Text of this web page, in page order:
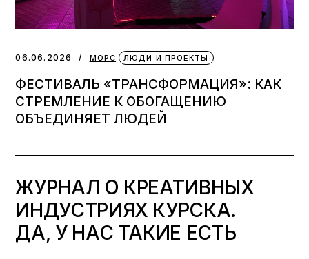
06.06.2026 МОРС ЛЮДИ И ПРОЕКТЫ
ФЕСТИВАЛЬ «ТРАНСФОРМАЦИЯ»: КАК
СТРЕМЛЕНИЕ К ОБОГАЩЕНИЮ
ОБЪЕДИНЯЕТ ЛЮДЕЙ
ЖУРНАЛ О КРЕАТИВНЫХ
ИНДУСТРИЯХ КУРСКА.
ДА, У НАС ТАКИЕ ЕСТЬ